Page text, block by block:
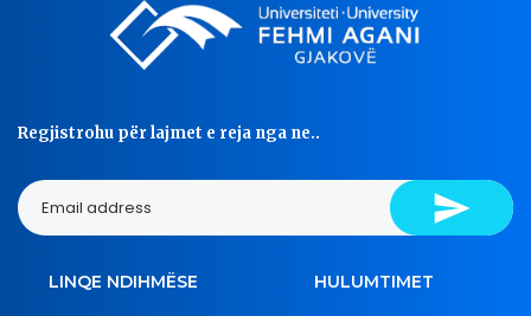
Regjistrohu për lajmet e reja nga ne..
LINQE NDIHMËSE HULUMTIMET